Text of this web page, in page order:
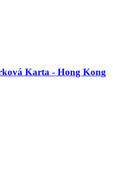
Karta - Hong Kong